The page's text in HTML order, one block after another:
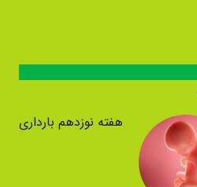
هفته نوزدهم بارداری